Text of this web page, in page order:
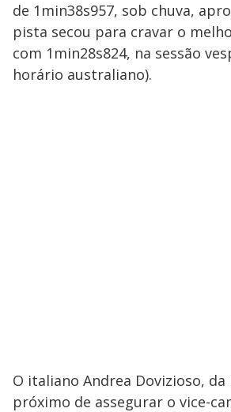
de 1min38s957, sob chuva,
pista secou para cravar o
com 1min28s824, na sessão
horário australiano).
O italiano Andrea Dovizioso, da
próximo de assegurar o vice-